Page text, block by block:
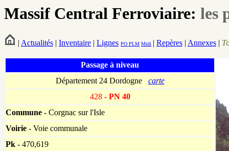
Massif Central Ferroviaire: les
| Actualités | Inventaire | Lignes PO PLM Midi | Repères | Annexes |
Passage à niveau
Département 24 Dordogne carte
428- PN 40
Commune - Corgnac sur l'Isle
Voirie - Voie communale
Pk - 470,619